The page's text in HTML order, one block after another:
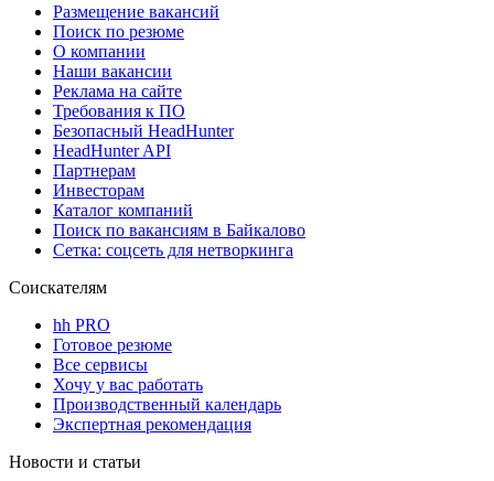
Размещение вакансий
Поиск по резюме
О компании
Наши вакансии
Реклама на сайте
Требования к ПО
Безопасный HeadHunter
HeadHunter API
Партнерам
Инвесторам
Каталог компаний
Поиск по вакансиям в Байкалово
Сетка: соцсеть для нетворкинга
Соискателям
hh PRO
Готовое резюме
Все сервисы
Хочу у вас работать
Производственный календарь
Экспертная рекомендация
Новости и статьи